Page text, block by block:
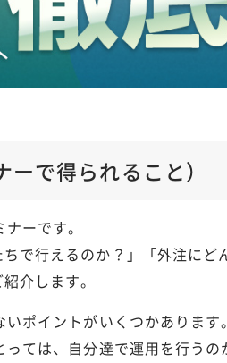
で得られること）
ーです。
で行えるのか？」「外注に
介します。
ポイントがいくつかあります。
ては、自分達で運用を行う